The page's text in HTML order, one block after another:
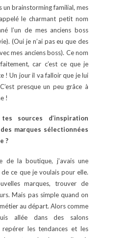
un brainstorming familial, mes
le charmant petit nom
l’un de mes anciens boss
(Oui je n’ai pas eu que des
mes anciens boss). Ce nom
car c’est ce que je
! Un jour il va falloir que je lui
presque un peu grâce à
!
sources d’inspiration
marques sélectionnées
?
de la boutique, j’avais une
ce que je voulais pour elle.
marques, trouver de
Mais pas simple quand on
métier au départ. Alors comme
allée dans des salons
repérer les tendances et les